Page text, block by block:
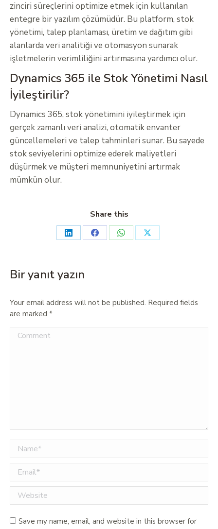
zinciri süreçlerini optimize etmek için kullanılan
entegre bir yazılım çözümüdür. Bu platform, stok
yönetimi, talep planlaması, üretim ve dağıtım gibi
alanlarda veri analitiği ve otomasyon sunarak
işletmelerin verimliliğini artırmasına yardımcı olur.
Dynamics 365 ile Stok Yönetimi Nasıl
İyileştirilir?
Dynamics 365, stok yönetimini iyileştirmek için
gerçek zamanlı veri analizi, otomatik envanter
güncellemeleri ve talep tahminleri sunar. Bu sayede
stok seviyelerini optimize ederek maliyetleri
düşürmek ve müşteri memnuniyetini artırmak
mümkün olur.
Share this
Bir yanıt yazın
Your email address will not be published. Required fields
are marked *
Comment
Name *
Email *
Website
Save my name, email, and website in this browser for